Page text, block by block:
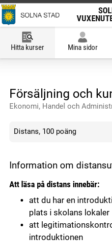
Hitta kurser Mina sidor
Försäljning och
Ekonomi, Handel och
Distans, 100 poäng
Information om
Att läsa på distans innebär:
att du har en
plats i skolans lokaler
att
introduktionen